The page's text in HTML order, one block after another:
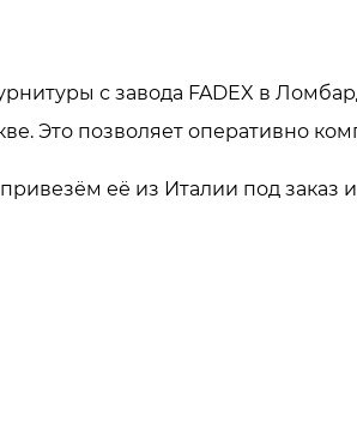
с завода FADEX в
Это позволяет оперативно
её из Италии под заказ и